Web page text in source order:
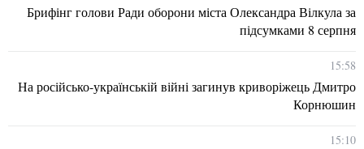
Брифінг голови Ради оборони міста Олександра Вілкула за
підсумками 8 серпня
15:58
На російсько-українській війні загинув криворіжець Дмитро
Корнюшин
15:10